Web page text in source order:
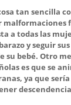
tan sencilla
a todas las
y seguir
su bebé. Otro
es que se
ya que